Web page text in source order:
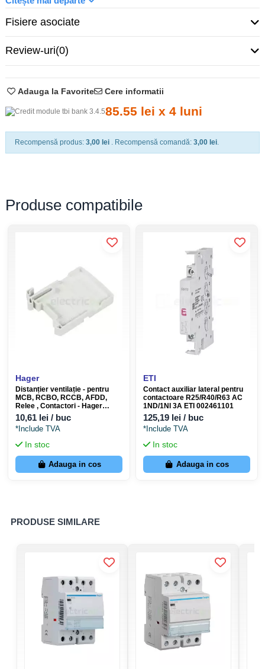
Adauga la Favorite
85.55 lei x 4 luni
Recompensă produs: 3,00 lei . Recompensă comandă: 3,00 lei
Cere informatii
Frecvență nominală (Hz):50/60
Număr de contacte NC: 0
Fisiere asociate
Review-uri(0)
Produse compatibile
Hager
Distanțier ventilație - pentru
MCB, RCBO, RCCB, AFDD,
Relee , Contactori - Hager
LZ060
10,61 lei / buc
*Include TVA
In stoc
Adauga in cos
ETI
Contact auxiliar lateral pentru
contactoare R25/R40/R63 AC
1ND/1NI 3A ETI 002461101
125,19 lei / buc
*Include TVA
In stoc
Adauga in cos
PRODUSE SIMILARE